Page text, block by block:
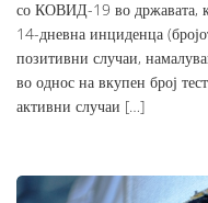
со КОВИД-19 во државата,
14-дневна инциденца
позитивни случаи,
во однос на вкупен број
активни случаи […]